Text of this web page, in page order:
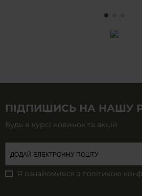
ПІДПИШИСЬ НА НАШУ
Будь в курсі новинок та акцій
Я ознайомився з політикою